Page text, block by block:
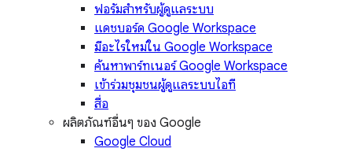
ฟอรัมสำหรับผู้ดูแลระบบ
แดชบอร์ด Google Workspace
มีอะไรใหม่ใน Google Workspace
ค้นหาพาร์ทเนอร์ Google Workspace
เข้าร่วมชุมชนผู้ดูแลระบบไอที
สื่อ
ผลิตภัณฑ์อื่นๆ ของ Google
Google Cloud